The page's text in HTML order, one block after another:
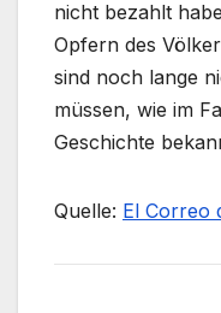
nicht bezahlt
Opfern des
sind noch lange
müssen, wie im
Geschichte
Quelle: El Correo